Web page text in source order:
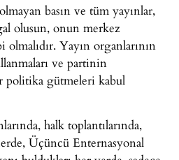
basın ve tüm yayınlar,
olusun, onun merkez
Yayın organlarının
ve partinin
politika gütmeleri kabul
halk toplantılarında,
Üçüncü Enternasyonal